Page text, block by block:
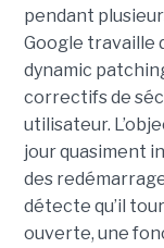
pendant
Google travaille
dynamic
correctifs de
utilisateur.
jour quasiment
des
détecte qu’il
ouverte, une